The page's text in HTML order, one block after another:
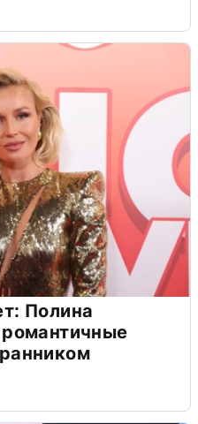
Полина
романтичные